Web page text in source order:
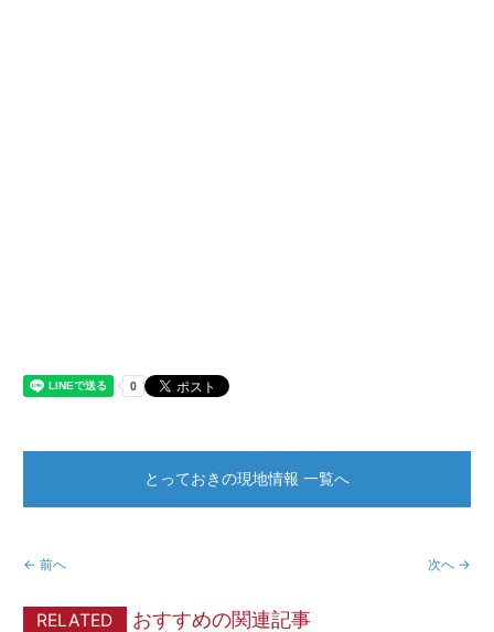
← 前へ 次へ →
とっておきの現地情報 一覧へ
RELATED おすすめの関連記事